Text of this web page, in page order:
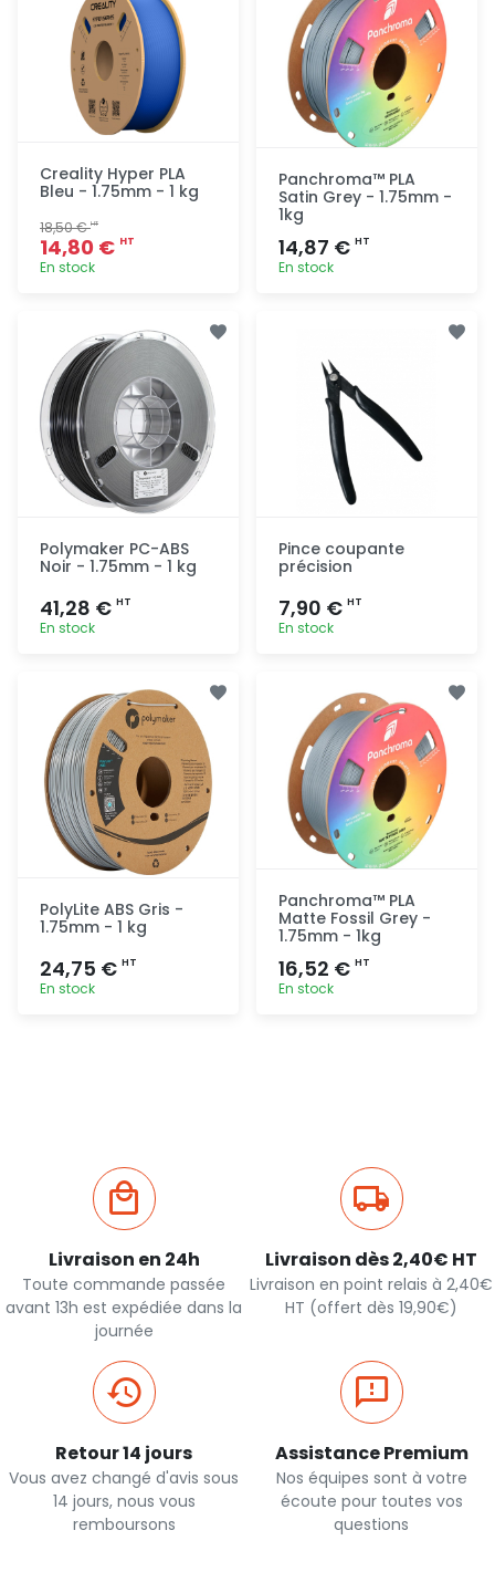
Creality Hyper PLA
Bleu - 1.75mm - 1 kg
18,50 €HT
14,80 € HT
En stock
rapide
Panchroma™ PLA
Satin Grey - 1.75mm -
1kg
14,87 € HT
En stock
Polymaker PC-ABS
Noir - 1.75mm - 1 kg
41,28 € HT
En stock
rapide
Pince coupante
précision
7,90 € HT
En stock
rapide
PolyLite ABS Gris -
1.75mm - 1 kg
24,75 € HT
En stock
Panchroma™ PLA
Matte Fossil Grey -
1.75mm - 1kg
16,52 € HT
En stock
Livraison en 24h
Toute commande passée
avant 13h est expédiée dans la
journée
Livraison dès 2,40€ HT
Livraison en point relais à 2,40€
HT (offert dès 19,90€)
Retour 14 jours
Vous avez changé d'avis sous
14 jours, nous vous
remboursons
Assistance Premium
Nos équipes sont à votre
écoute pour toutes vos
questions